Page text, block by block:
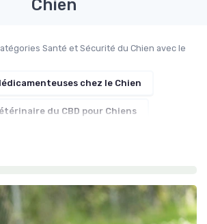
Chien
Santé et Sécurité du Chien avec le
chez le Chien
du CBD pour Chiens
pour le CBD Canin